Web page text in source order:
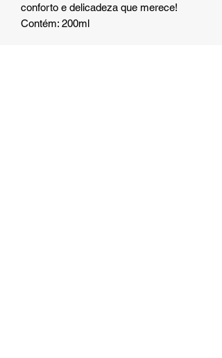
conforto e delicadeza que merece!
Contém: 200ml